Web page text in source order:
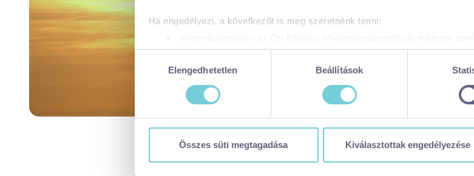
Ha engedélyezi, a következőt is meg szeretnénk tenni:
Az Ön készülékén beazonosítása annak konkrét tulajdonságainak
Tudjon meg többet személyes adatainak feldolgozási módjairól és adja meg
módosíthatja vagy visszavonhatja a Sütinyilatkozathoz való hozzájárulását.
biztonságos böngészés mellett a legjobb felhasználói élményt nyújtsa. Ha
használatáról és arról, hogyan módosíthatja a beállításokat, kattintson ide a
kiválasztásaElengedhetetlen Beállítások
Összes süti megtagadása Kiválasztottak engedélyezése